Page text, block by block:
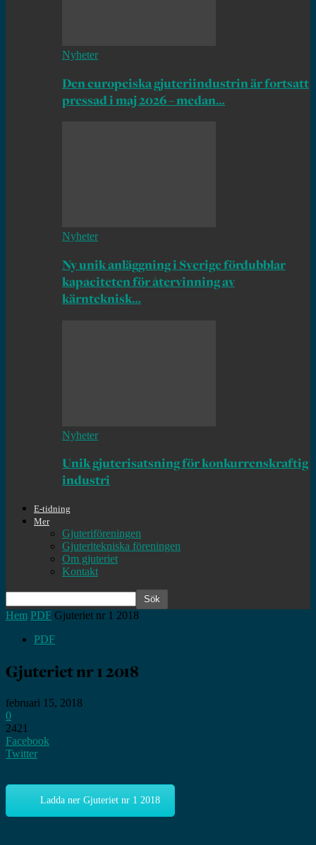
Nyheter
Den europeiska gjuteriindustrin är fortsatt
pressad i maj 2026 – medan…
Nyheter
Ny unik anläggning i Sverige fördubblar
kapaciteten för återvinning av
kärnteknisk…
Nyheter
Unik gjuterisatsning för konkurrenskraftig
industri
E-tidning
Mer
Gjuteriföreningen
Gjuteritekniska föreningen
Om gjuteriet
Kontakt
Hem PDF Gjuteriet nr 1 2018
PDF
Gjuteriet nr 1 2018
februari 15, 2018
0
2421
Facebook
Twitter
Ladda ner Gjuteriet nr 1 2018